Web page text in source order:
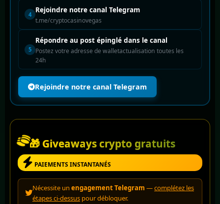
4 Rejoindre notre canal Telegram
t.me/cryptocasinovegas
5
Répondre au post épinglé dans le canal
Postez votre adresse de walletactualisation toutes les
24h
Rejoindre notre canal Telegram
🎁 Giveaways crypto gratuits
PAIEMENTS INSTANTANÉS
Nécessite un engagement Telegram —complétez les
étapes ci-dessus pour débloquer.